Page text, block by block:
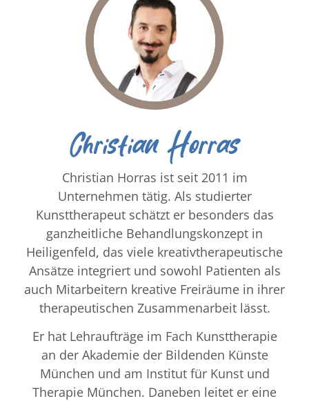
Christian Horras
Christian Horras ist seit 2011 im
Unternehmen tätig. Als studierter
Kunsttherapeut schätzt er besonders das
ganzheitliche Behandlungskonzept in
Heiligenfeld, das viele kreativtherapeutische
Ansätze integriert und sowohl Patienten als
auch Mitarbeitern kreative Freiräume in ihrer
therapeutischen Zusammenarbeit lässt.
Er hat Lehraufträge im Fach Kunsttherapie
an der Akademie der Bildenden Künste
München und am Institut für Kunst und
Therapie München. Daneben leitet er eine